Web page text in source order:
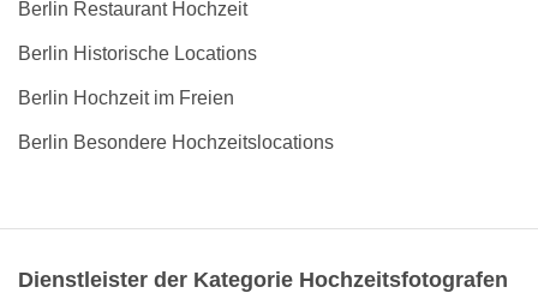
Berlin Restaurant Hochzeit
Berlin Historische Locations
Berlin Hochzeit im Freien
Berlin Besondere Hochzeitslocations
Dienstleister der Kategorie Hochzeitsfotografen